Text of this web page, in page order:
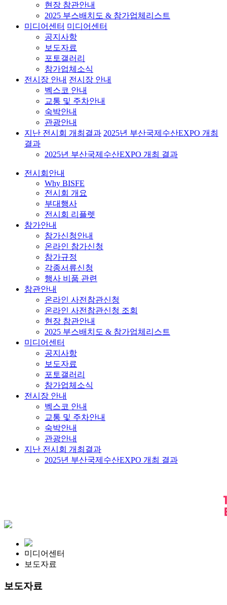
현장 참관안내
2025 부스배치도 & 참가업체리스트
미디어센터 미디어센터
공지사항
보도자료
포토갤러리
참가업체소식
전시장 안내 전시장 안내
벡스코 안내
교통 및 주차안내
숙박안내
관광안내
지난 전시회 개최결과 2025년 부산국제수산EXPO 개최
결과
2025년 부산국제수산EXPO 개최 결과
전시회안내
Why BISFE
전시회 개요
부대행사
전시회 리플렛
참가안내
참가신청안내
온라인 참가신청
참가규정
각종서류신청
행사 비품 관련
참관안내
온라인 사전참관신청
온라인 사전참관신청 조회
현장 참관안내
2025 부스배치도 & 참가업체리스트
미디어센터
공지사항
보도자료
포토갤러리
참가업체소식
전시장 안내
벡스코 안내
교통 및 주차안내
숙박안내
관광안내
지난 전시회 개최결과
2025년 부산국제수산EXPO 개최 결과
미디어센터
보도자료
보도자료